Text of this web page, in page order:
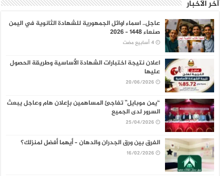
آخر الأخبار
عاجل.. اسماء اوائل الجمهورية للشهادة الثانوية في اليمن
صنعاء 1448 – 2026
اعلان نتيجة اختبارات الشهادة الأساسية وطريقة الحصول
عليها
20/06/2026
“يمن موبايل” تفاجئ المساهمين بإعلان هام وعاجل يبعث
السرور لدى الجميع
25/04/2026
الفرق بين ورق الجدران والدهان – أيهما أفضل لمنزلك؟
16/02/2026